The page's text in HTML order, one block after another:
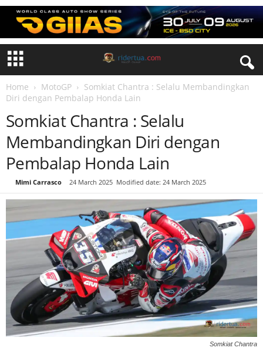
Home MotoGP
Somkiat Chantra : Selalu Membandingkan
Diri dengan Pembalap Honda Lain
Somkiat Chantra : Selalu
Membandingkan Diri dengan
Pembalap Honda Lain
Mimi Carrasco 24 March 2025 Modified date: 24 March 2025
Somkiat Chantra